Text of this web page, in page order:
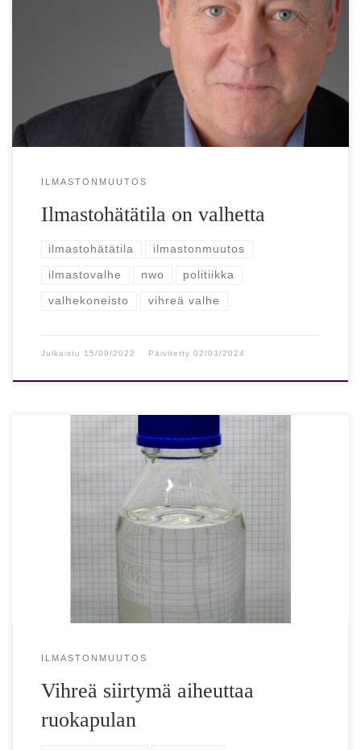
Greenpeacen perustaja: Ilmastonmuutos perustuu
valheellisiin narratiiveihin [ Narratiivi tarkoittaa: kerrontaa,
tarinaa tai kertomusta. taakkatoimitus ] LÄHDE:
Suomisanakirja Patrick Moore, yksi […]
ILMASTONMUUTOS
Ilmastohätätila on valhetta
ilmastohätätila ilmastonmuutos
ilmastovalhe nwo politiikka
valhekoneisto vihreä valhe
Julkaistu 15/09/2022 Päivitetty 02/03/2024
Tutkijat varoittavat: Vihreä siirtymä voi aiheuttaa suuren
ruokapulan, ellei jotain tehdä – Maailman 2. tärkeimmästä
ILMASTONMUUTOS
Vihreä siirtymä aiheuttaa
ruokapulan